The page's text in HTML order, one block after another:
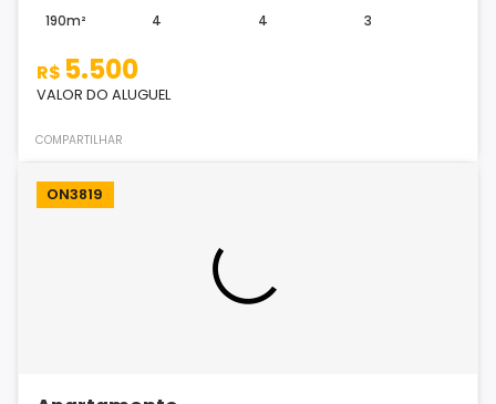
190m² 4 4 3
R$ 5.500
VALOR DO ALUGUEL
COMPARTILHAR
ON3819